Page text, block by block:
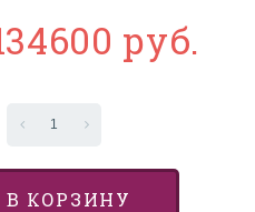
руб.
1
КОРЗИНУ